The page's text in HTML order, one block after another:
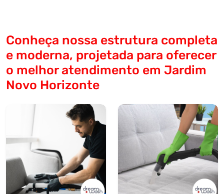
Conheça nossa estrutura completa
e moderna, projetada para oferecer
o melhor atendimento em Jardim
Novo Horizonte